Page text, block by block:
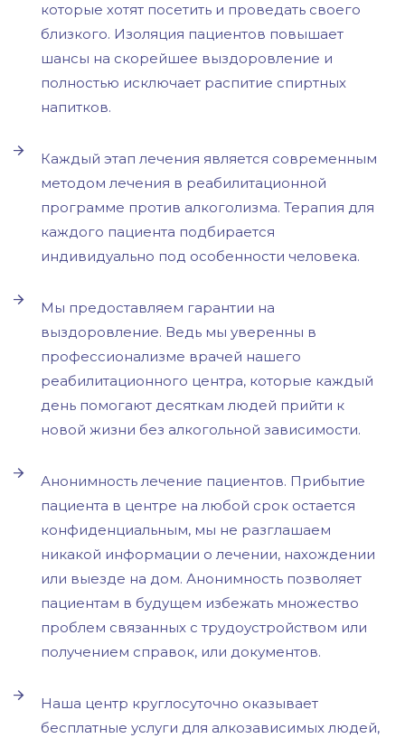
которые хотят посетить и проведать своего
близкого. Изоляция пациентов повышает
шансы на скорейшее выздоровление и
полностью исключает распитие спиртных
напитков.
Каждый этап лечения является современным
методом лечения в реабилитационной
программе против алкоголизма. Терапия для
каждого пациента подбирается
индивидуально под особенности человека.
Мы предоставляем гарантии на
выздоровление. Ведь мы уверенны в
профессионализме врачей нашего
реабилитационного центра, которые каждый
день помогают десяткам людей прийти к
новой жизни без алкогольной зависимости.
Анонимность лечение пациентов. Прибытие
пациента в центре на любой срок остается
конфиденциальным, мы не разглашаем
никакой информации о лечении, нахождении
или выезде на дом. Анонимность позволяет
пациентам в будущем избежать множество
проблем связанных с трудоустройством или
получением справок, или документов.
Наша центр круглосуточно оказывает
бесплатные услуги для алкозависимых людей,